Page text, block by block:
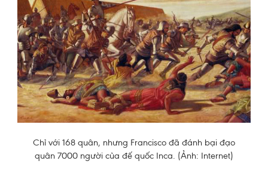
Chỉ với 168 quân, nhưng Francisco đã đánh bại đạo
quân 7000 người của đế quốc Inca. (Ảnh: Internet)